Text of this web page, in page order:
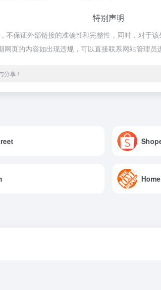
特别声明
不保证外部链接的准确性和完整性，同时，对于
页的内容如出现违规，可以直接联系网站管理员
分享！